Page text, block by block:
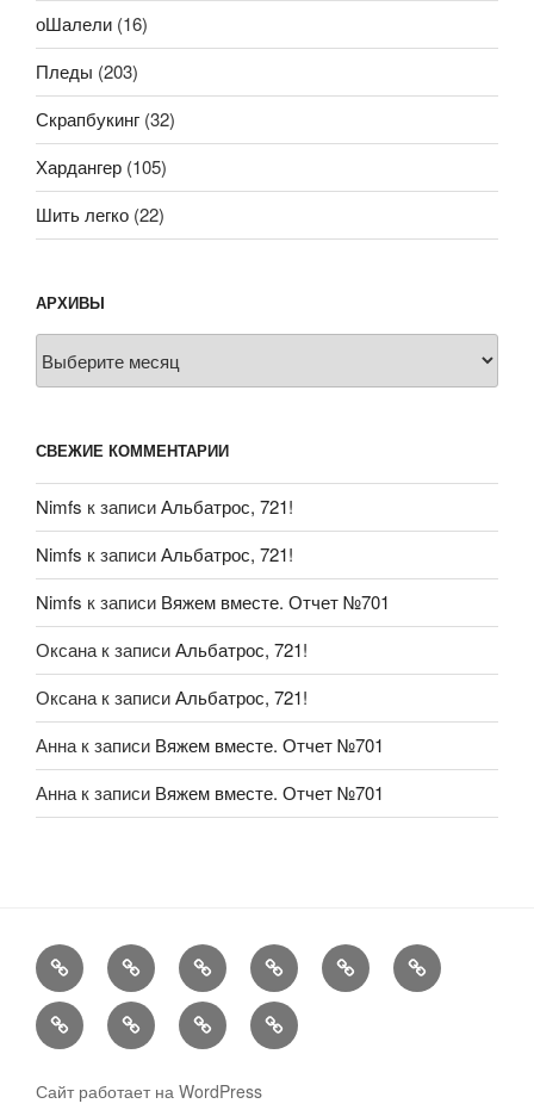
оШалели (16)
Пледы (203)
Скрапбукинг (32)
Хардангер (105)
Шить легко (22)
АРХИВЫ
СВЕЖИЕ КОММЕНТАРИИ
Nimfs к записиАльбатрос, 721!
Nimfs к записиАльбатрос, 721!
Nimfs к записи Вяжем вместе. Отчет №701
Оксана к записиАльбатрос, 721!
Оксана к записиАльбатрос, 721!
Анна к записи Вяжем вместе. Отчет №701
Анна к записи Вяжем вместе. Отчет №701
FAQ Рукоделие
А
еще
Мы КонкурсыОбменник
ХвастаемсяСтатьи Aukara
Shop
User
Profile
Сайт работает на WordPress